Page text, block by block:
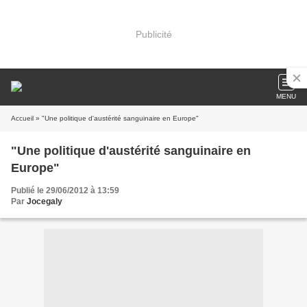
Publicité
MENU
Accueil » "Une politique d'austérité sanguinaire en Europe"
"Une politique d'austérité sanguinaire en
Europe"
Publié le 29/06/2012 à 13:59
Par Jocegaly